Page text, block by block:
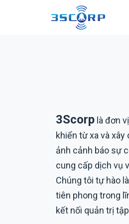
3Scorp là đơn
khiển từ xa và
ảnh cảnh báo sự
cung cấp dịch vụ
Chúng tôi tự hào
tiên phong trong
kết nối quản trị